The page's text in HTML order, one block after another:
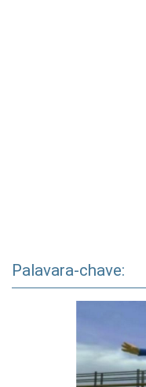
Palavara-chave: